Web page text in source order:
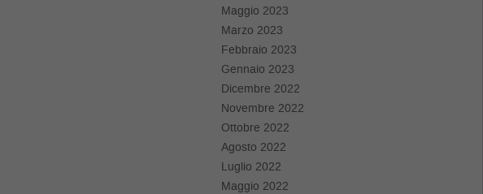
Maggio 2023
Marzo 2023
Febbraio 2023
Gennaio 2023
Dicembre 2022
Novembre 2022
Ottobre 2022
Agosto 2022
Luglio 2022
Maggio 2022